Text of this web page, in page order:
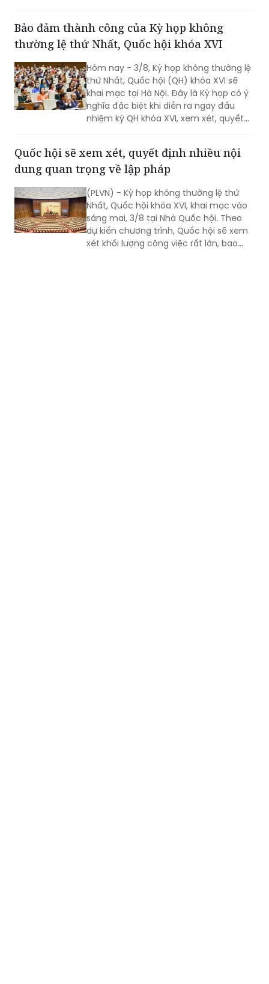
Bảo đảm thành công của Kỳ họp không
thường lệ thứ Nhất, Quốc hội khóa XVI
Hôm nay - 3/8, Kỳ họp không thường lệ
thứ Nhất, Quốc hội (QH) khóa XVI sẽ
khai mạc tại Hà Nội. Đây là Kỳ họp có ý
nghĩa đặc biệt khi diễn ra ngay đầu
nhiệm kỳ QH khóa XVI, xem xét, quyết
và các vấn đề thuộc thẩm quyền của
QH. Việc các cơ quan của QH và Chính
chuẩn bị cho thấy quyết tâm đưa các
chủ trương của Đảng nhanh chóng đi
vào cuộc sống thông qua những quyết
sách kịp thời của QH.
Quốc hội sẽ xem xét, quyết định nhiều nội
dung quan trọng về lập pháp
(PLVN) - Kỳ họp không thường lệ thứ
Nhất, Quốc hội khóa XVI, khai mạc vào
sáng mai, 3/8 tại Nhà Quốc hội. Theo
dự kiến chương trình, Quốc hội sẽ xem
xét khối lượng công việc rất lớn, bao